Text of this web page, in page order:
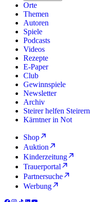
Orte
Themen
Autoren
Spiele
Podcasts
Videos
Rezepte
E-Paper
Club
Gewinnspiele
Newsletter
Archiv
Steirer helfen Steirern
Kärntner in Not
Shop
Auktion
Kinderzeitung
Trauerportal
Partnersuche
Werbung